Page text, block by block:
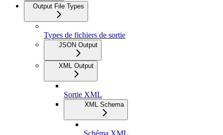
Output File Types
Types de fichiers de sortie
JSON Output
XML Output
Sortie XML
XML Schema
Schéma XML